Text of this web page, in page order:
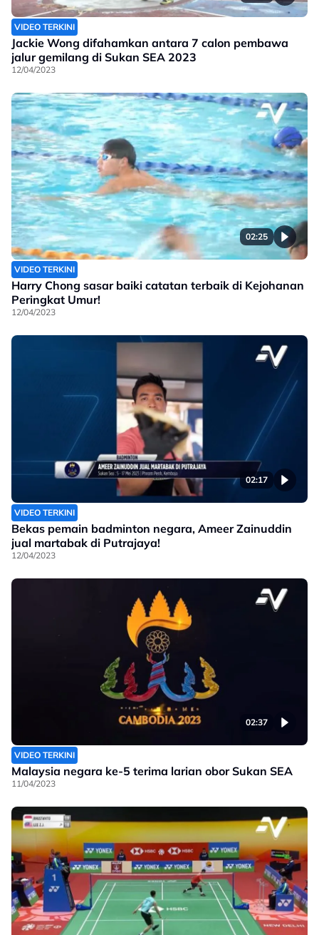
VIDEO TERKINI
Jackie Wong difahamkan antara 7 calon pembawa
jalur gemilang di Sukan SEA 2023
12/04/2023
02:25
VIDEO TERKINI
Harry Chong sasar baiki catatan terbaik di Kejohanan
Peringkat Umur!
12/04/2023
02:17
VIDEO TERKINI
Bekas pemain badminton negara, Ameer Zainuddin
jual martabak di Putrajaya!
12/04/2023
02:37
VIDEO TERKINI
Malaysia negara ke-5 terima larian obor Sukan SEA
11/04/2023